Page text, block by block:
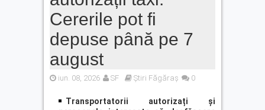
Cererile pot fi
depuse până pe 7
august
iun. 08, 2026 SF Știri Făgăraș 0
Transportatorii autorizați și